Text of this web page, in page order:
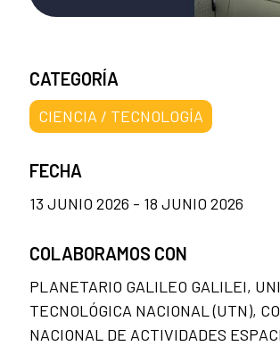
CATEGORÍA
CIENCIA / TECNOLOGÍA
FECHA
13 JUNIO 2026 - 18 JUNIO 2026
COLABORAMOS CON
PLANETARIO GALILEO GALILEI,
TECNOLÓGICA NACIONAL (UTN),
NACIONAL DE ACTIVIDADES